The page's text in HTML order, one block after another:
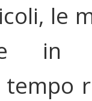
le
in